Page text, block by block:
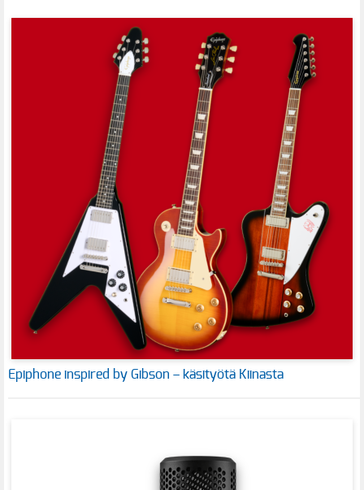
Epiphone inspired by Gibson – käsityötä Kiinasta